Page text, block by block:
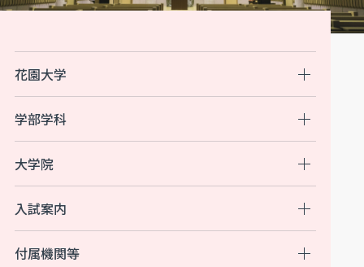
花園大学
入試案内
付属機関等
学部学科
大学院